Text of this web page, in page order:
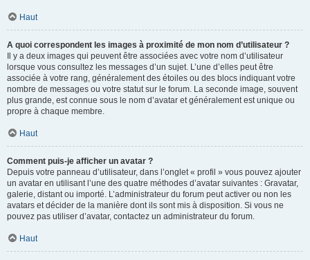
Haut
A quoi correspondent les images à proximité de mon nom d’utilisateur ?
Il y a deux images qui peuvent être associées avec votre nom d’utilisateur
lorsque vous consultez les messages d’un sujet. L’une d’elles peut être
associée à votre rang, généralement des étoiles ou des blocs indiquant votre
nombre de messages ou votre statut sur le forum. La seconde image, souvent
plus grande, est connue sous le nom d’avatar et généralement est unique ou
propre à chaque membre.
Haut
Comment puis-je afficher un avatar ?
Depuis votre panneau d’utilisateur, dans l’onglet « profil » vous pouvez ajouter
un avatar en utilisant l’une des quatre méthodes d’avatar suivantes : Gravatar,
galerie, distant ou importé. L’administrateur du forum peut activer ou non les
avatars et décider de la manière dont ils sont mis à disposition. Si vous ne
pouvez pas utiliser d’avatar, contactez un administrateur du forum.
Haut